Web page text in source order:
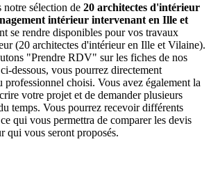
notre sélection de 20 architectes d'intérieur
intérieur intervenant en Ille et
se rendre disponibles pour vos travaux
(20 architectes d'intérieur en Ille et Vilaine).
"Prendre RDV" sur les fiches de nos
dessous, vous pourrez directement
choisi. Vous avez également la
votre projet et de demander plusieurs
temps. Vous pourrez recevoir différents
qui vous permettra de comparer les devis
qui vous seront proposés.